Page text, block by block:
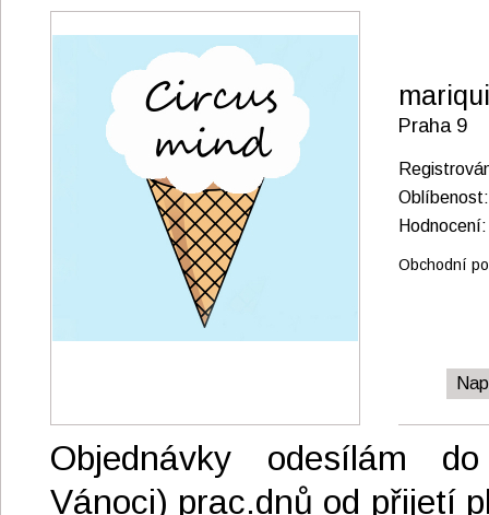
Praha 9
Obchodní
Objednávky odesílám
Vánoci) prac.dnů od přijetí